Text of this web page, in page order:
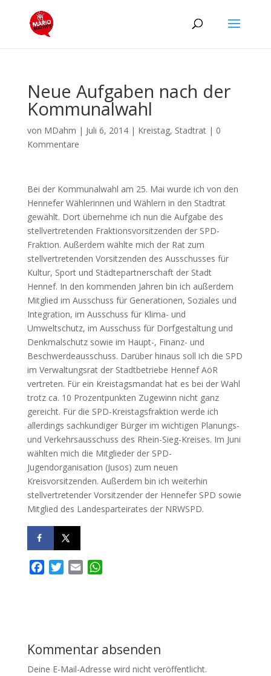
Neue Aufgaben nach der
Kommunalwahl
von MDahm | Juli 6, 2014| Kreistag, Stadtrat| 0
Kommentare
Bei der Kommunalwahl am 25. Mai wurde ich von den
Hennefer Wählerinnen und Wählern in den Stadtrat
gewählt. Dort übernehme ich nun die Aufgabe des
stellvertretenden Fraktionsvorsitzenden der SPD-
Fraktion. Außerdem wählte mich der Rat zum
stellvertretenden Vorsitzenden des Ausschusses für
Kultur, Sport und Städtepartnerschaft der Stadt
Hennef. In den kommenden Jahren bin ich außerdem
Mitglied im Ausschuss für Generationen, Soziales und
Integration, im Ausschuss für Klima- und
Umweltschutz, im Ausschuss für Dorfgestaltung und
Denkmalschutz sowie im Haupt-, Finanz- und
Beschwerdeausschuss. Darüber hinaus soll ich die SPD
im Verwaltungsrat der Stadtbetriebe Hennef AöR
vertreten. Für ein Kreistagsmandat hat es bei der Wahl
trotz ca. 10 Prozentpunkten Zugewinn nicht ganz
gereicht. Für die SPD-Kreistagsfraktion werde ich
allerdings sachkundiger Bürger im wichtigen Planungs-
und Verkehrsausschuss des Rhein-Sieg-Kreises. Im Juni
wählten mich die Mitglieder der SPD-
Jugendorganisation (Jusos) zum neuen
Kreisvorsitzenden. Außerdem bin ich weiterhin
stellvertretender Vorsitzender der Hennefer SPD sowie
Mitglied des Landesparteirates der NRWSPD.
o
k
r
p
p
Kommentar absenden
Deine E-Mail-Adresse wird nicht veröffentlicht.